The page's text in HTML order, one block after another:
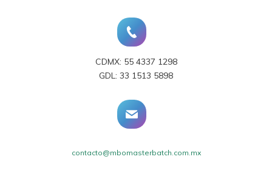
CDMX: 55 4337 1298
GDL: 33 1513 5898
contacto@mbomasterbatch.com.mx